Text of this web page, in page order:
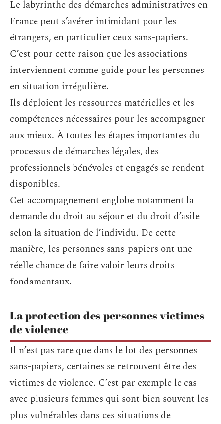
Le labyrinthe des démarches administratives en
France peut s’avérer intimidant pour les
étrangers, en particulier ceux sans-papiers.
C’est pour cette raison que les associations
interviennent comme guide pour les personnes
en situation irrégulière.
Ils déploient les ressources matérielles et les
compétences nécessaires pour les accompagner
aux mieux. À toutes les étapes importantes du
processus de démarches légales, des
professionnels bénévoles et engagés se rendent
disponibles.
Cet accompagnement englobe notamment la
demande du droit au séjour et du droit d’asile
selon la situation de l’individu. De cette
manière, les personnes sans-papiers ont une
réelle chance de faire valoir leurs droits
fondamentaux.
La protection des personnes victimes
de violence
Il n’est pas rare que dans le lot des personnes
sans-papiers, certaines se retrouvent être des
victimes de violence. C’est par exemple le cas
avec plusieurs femmes qui sont bien souvent les
plus vulnérables dans ces situations de